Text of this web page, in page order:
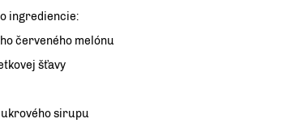
ingrediencie:
červeného melónu
šťavy
sirupu